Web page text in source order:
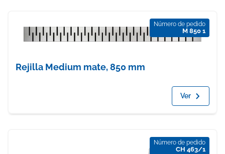
Número de pedido
M 850 1
Rejilla Medium mate, 850 mm
Ver
Número de pedido
CH 463/1